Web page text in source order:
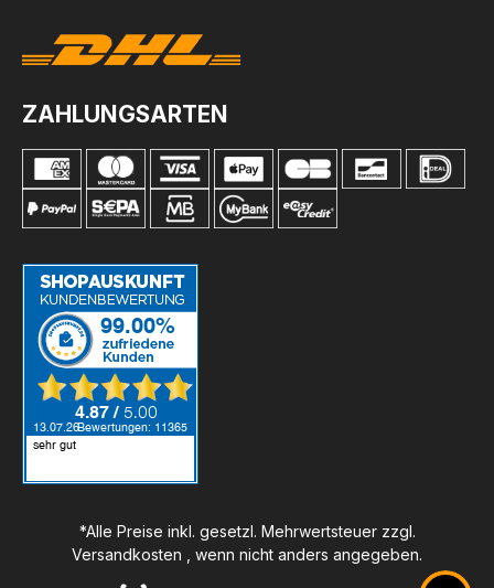
ZAHLUNGSARTEN
*Alle Preise inkl. gesetzl. Mehrwertsteuer zzgl.
Versandkosten , wenn nicht anders angegeben.